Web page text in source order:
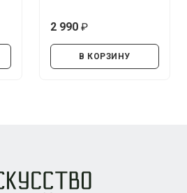
2 990
В КОРЗИНУ